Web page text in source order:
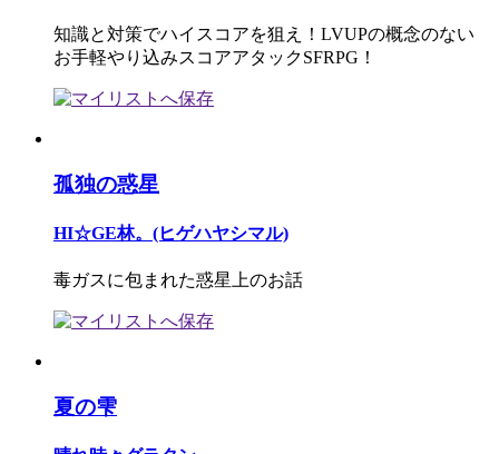
知識と対策でハイスコアを狙え！LVUPの概念のない
お手軽やり込みスコアアタックSFRPG！
孤独の惑星
HI☆GE林。(ヒゲハヤシマル)
毒ガスに包まれた惑星上のお話
夏の雫